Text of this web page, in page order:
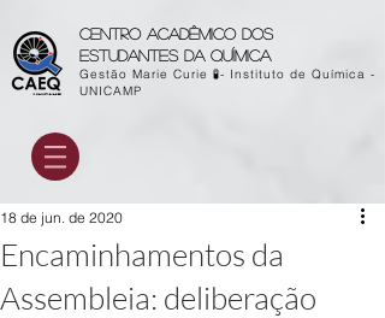
Centro acadêmico dos
estudantes da química
Gestão Marie Curie 🧪- Instituto de Química -
UNICAMP
Encaminhamentos da
Assembleia: deliberação
18 de jun. de 2020